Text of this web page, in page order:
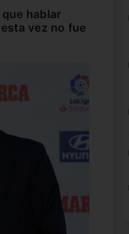
hablar
vez no fue